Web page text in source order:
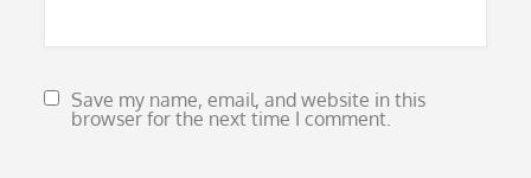
Save my name, email, and website in this
browser for the next time I comment.